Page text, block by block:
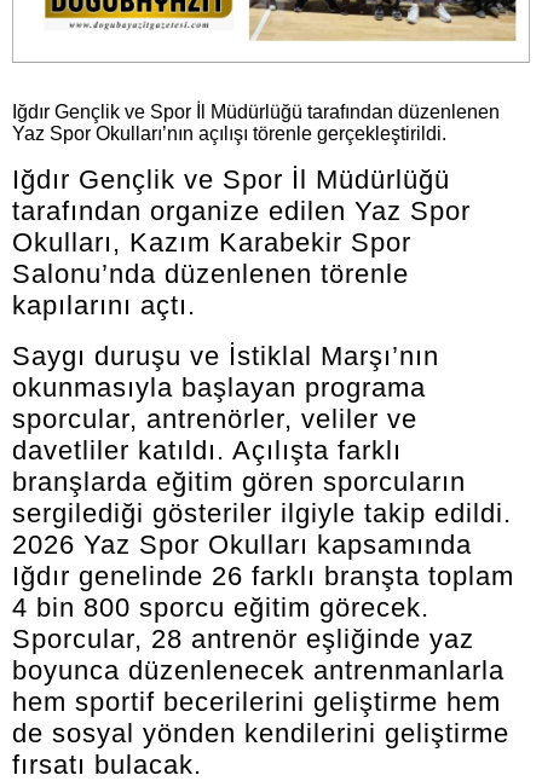
Iğdır Gençlik ve Spor İl Müdürlüğü tarafından düzenlenen
Yaz Spor Okulları’nın açılışı törenle gerçekleştirildi.
Iğdır Gençlik ve Spor İl Müdürlüğü
tarafından organize edilen Yaz Spor
Okulları, Kazım Karabekir Spor
Salonu’nda düzenlenen törenle
kapılarını açtı.
Saygı duruşu ve İstiklal Marşı’nın
okunmasıyla başlayan programa
sporcular, antrenörler, veliler ve
davetliler katıldı. Açılışta farklı
branşlarda eğitim gören sporcuların
sergilediği gösteriler ilgiyle takip edildi.
2026 Yaz Spor Okulları kapsamında
Iğdır genelinde 26 farklı branşta toplam
4 bin 800 sporcu eğitim görecek.
Sporcular, 28 antrenör eşliğinde yaz
boyunca düzenlenecek antrenmanlarla
hem sportif becerilerini geliştirme hem
de sosyal yönden kendilerini geliştirme
fırsatı bulacak.